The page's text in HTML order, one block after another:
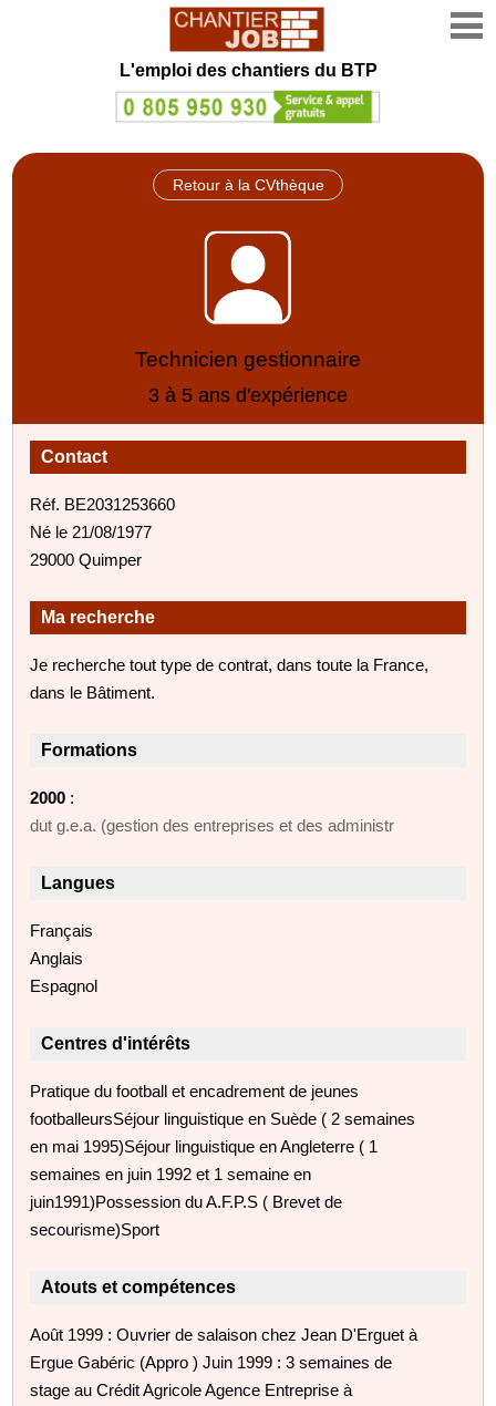
L'emploi des chantiers du BTP
Retour à la CVthèque
Technicien gestionnaire
3 à 5 ans d'expérience
Contact
Réf. BE2031253660
Né le 21/08/1977
29000 Quimper
Ma recherche
Je recherche tout type de contrat, dans toute la France,
dans le Bâtiment.
Formations
2000 :
dut g.e.a. (gestion des entreprises et des administr
Langues
Français
Anglais
Espagnol
Centres d'intérêts
Pratique du football et encadrement de jeunes
footballeursSéjour linguistique en Suède ( 2 semaines
en mai 1995)Séjour linguistique en Angleterre ( 1
semaines en juin 1992 et 1 semaine en
juin1991)Possession du A.F.P.S ( Brevet de
secourisme)Sport
Atouts et compétences
Août 1999 : Ouvrier de salaison chez Jean D'Erguet à
Ergue Gabéric (Appro ) Juin 1999 : 3 semaines de
stage au Crédit Agricole Agence Entreprise à